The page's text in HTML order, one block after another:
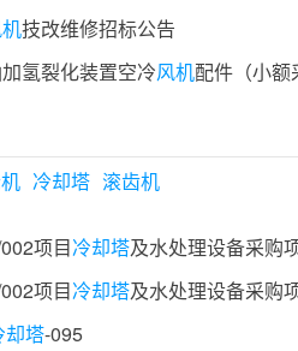
技改维修招标公告
氢裂化装置空冷风机配件（小额采办）/1337-
冷却塔 滚齿机
项目冷却塔及水处理设备采购项目GZKHNY-
项目冷却塔及水处理设备采购项目GZKHNY-
却塔-095